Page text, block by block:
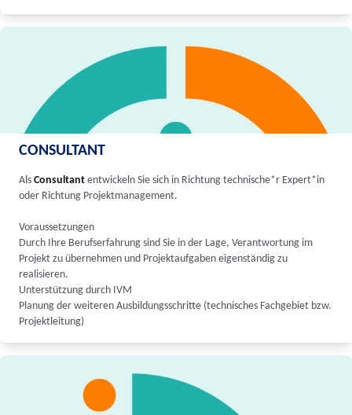
CONSULTANT
Als Consultant entwickeln Sie sich in Richtung technische*r Expert*in
oder Richtung Projektmanagement.
Voraussetzungen
Durch Ihre Berufserfahrung sind Sie in der Lage, Verantwortung im
Projekt zu übernehmen und Projektaufgaben eigenständig zu
realisieren.
Unterstützung durch IVM
Planung der weiteren Ausbildungsschritte (technisches Fachgebiet bzw.
Projektleitung)